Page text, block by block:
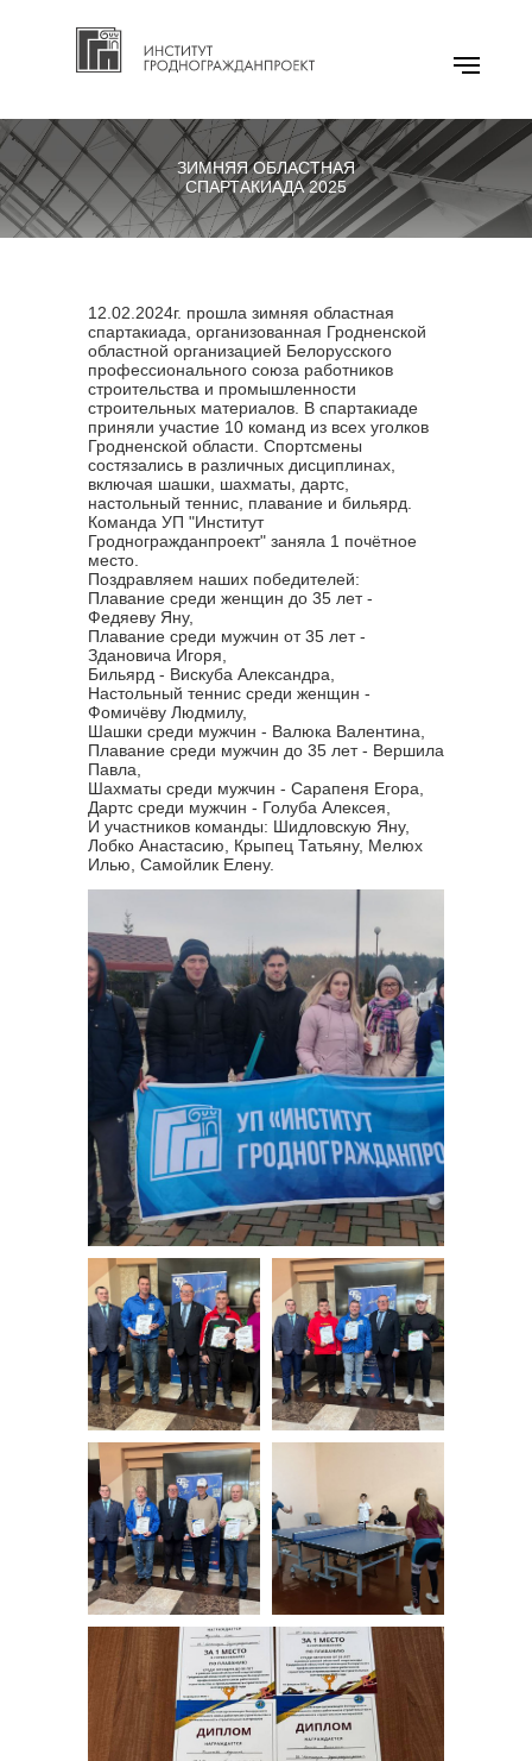
ЗИМНЯЯ ОБЛАСТНАЯ
СПАРТАКИАДА 2025
12.02.2024г. прошла зимняя областная
спартакиада, организованная Гродненской
областной организацией Белорусского
профессионального союза работников
строительства и промышленности
строительных материалов. В спартакиаде
приняли участие 10 команд из всех уголков
Гродненской области. Спортсмены
состязались в различных дисциплинах,
включая шашки, шахматы, дартс,
настольный теннис, плавание и бильярд.
Команда УП "Институт
Гродногражданпроект" заняла 1 почётное
место.
Поздравляем наших победителей:
Плавание среди женщин до 35 лет -
Федяеву Яну,
Плавание среди мужчин от 35 лет -
Здановича Игоря,
Бильярд - Вискуба Александра,
Настольный теннис среди женщин -
Фомичёву Людмилу,
Шашки среди мужчин - Валюка Валентина,
Плавание среди мужчин до 35 лет - Вершила
Павла,
Шахматы среди мужчин - Сарапеня Егора,
Дартс среди мужчин - Голуба Алексея,
И участников команды: Шидловскую Яну,
Лобко Анастасию, Крыпец Татьяну, Мелюх
Илью, Самойлик Елену.